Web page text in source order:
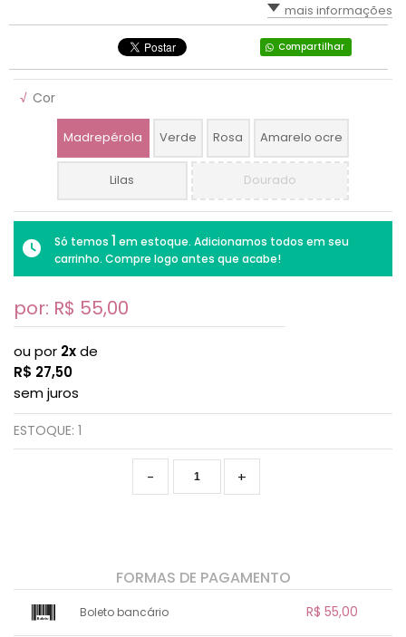
mais informações
Compartilhar
√ Cor
Madrepérola Verde Rosa Amarelo ocre
Lilas Dourado
Só temos 1 em estoque. Adicionamos todos em seu
carrinho. Compre logo antes que acabe!
por: R$ 55,00
ou por 2xde
R$ 27,50
sem juros
ESTOQUE: 1
+
-
FORMAS DE PAGAMENTO
Boleto bancário R$ 55,00